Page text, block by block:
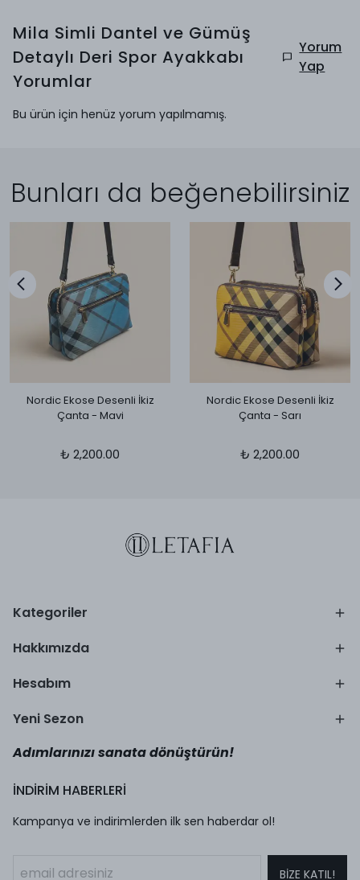
Mila Simli Dantel ve Gümüş
Detaylı Deri Spor Ayakkabı
Yorumlar
Yorum
Yap
Bu ürün için henüz yorum yapılmamış.
Bunları da beğenebilirsiniz
Nordic Ekose Desenli İkiz
Çanta - Mavi
₺ 2,200.00
Nordic Ekose Desenli İkiz
Çanta - Sarı
₺ 2,200.00
Kategoriler
Hakkımızda
Hesabım
Yeni Sezon
Adımlarınızı sanata dönüştürün!
İNDİRİM HABERLERİ
Kampanya ve indirimlerden ilk sen haberdar ol!
BİZE KATIL!